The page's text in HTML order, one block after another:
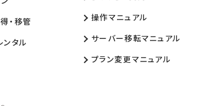
・移管
ンタル
操作マニュアル
サーバー移転マニュアル
プラン変更マニュアル